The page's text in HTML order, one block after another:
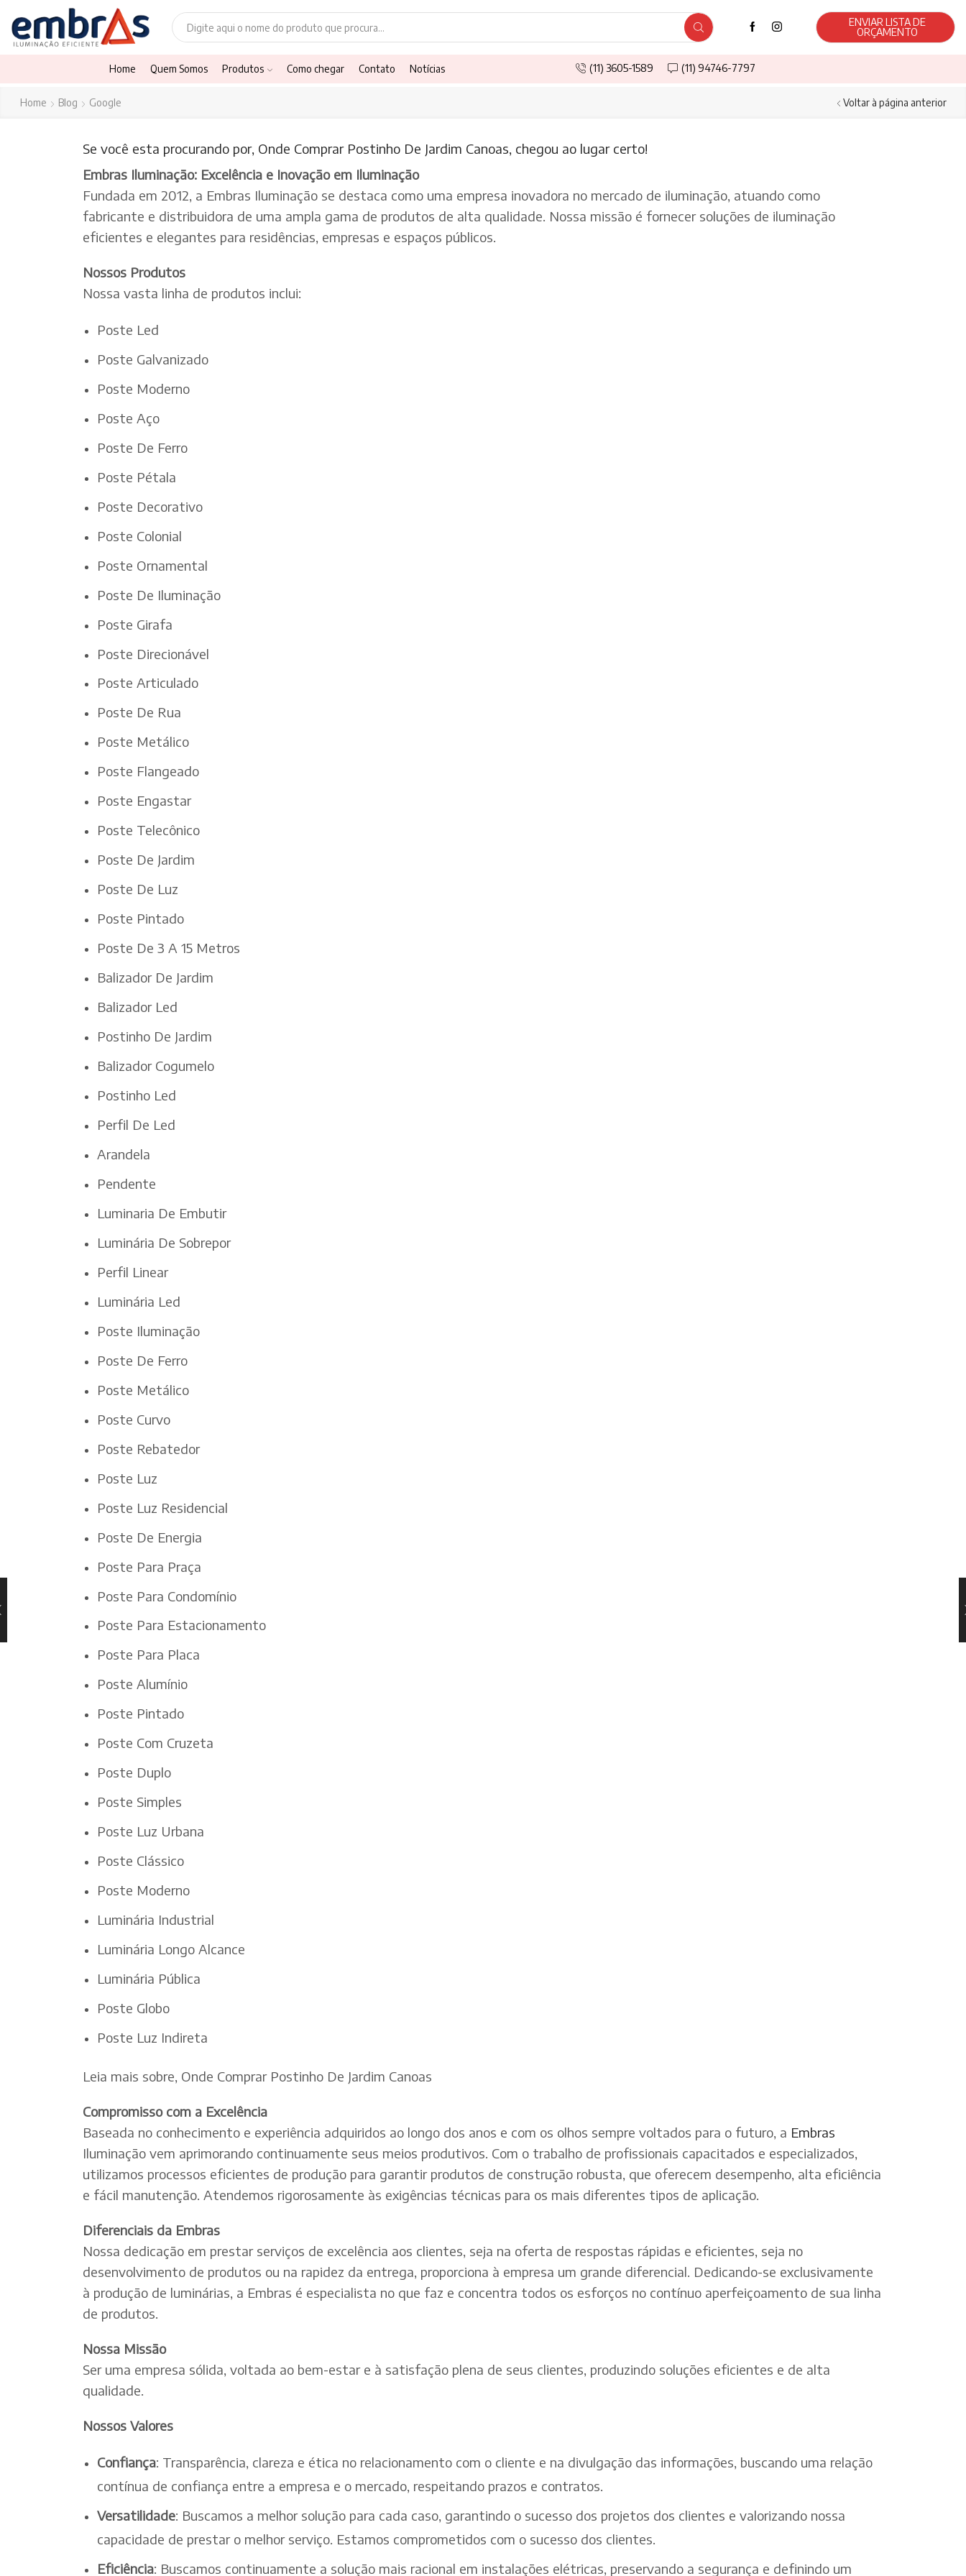
ENVIAR LISTA DE
ORÇAMENTO
Home Quem Somos Produtos Como chegar Contato Notícias (11) 3605-1589 (11) 94746-7797
Voltar à página anterior
Home Blog Google
Se você esta procurando por, Onde Comprar Postinho De Jardim Canoas, chegou ao lugar certo!
Embras Iluminação: Excelência e Inovação em Iluminação
Fundada em 2012, a Embras Iluminação se destaca como uma empresa inovadora no mercado de iluminação, atuando como
fabricante e distribuidora de uma ampla gama de produtos de alta qualidade. Nossa missão é fornecer soluções de iluminação
eficientes e elegantes para residências, empresas e espaços públicos.
Nossos Produtos
Nossa vasta linha de produtos inclui:
Poste Led
Poste Galvanizado
Poste Moderno
Poste Aço
Poste De Ferro
Poste Pétala
Poste Decorativo
Poste Colonial
Poste Ornamental
Poste De Iluminação
Poste Girafa
Poste Direcionável
Poste Articulado
Poste De Rua
Poste Metálico
Poste Flangeado
Poste Engastar
Poste Telecônico
Poste De Jardim
Poste De Luz
Poste Pintado
Poste De 3 A 15 Metros
Balizador De Jardim
Balizador Led
Postinho De Jardim
Balizador Cogumelo
Postinho Led
Perfil De Led
Arandela
Pendente
Luminaria De Embutir
Luminária De Sobrepor
Perfil Linear
Luminária Led
Poste Iluminação
Poste De Ferro
Poste Metálico
Poste Curvo
Poste Rebatedor
Poste Luz
Poste Luz Residencial
Poste De Energia
Poste Para Praça
Poste Para Condomínio
Poste Para Estacionamento
Poste Para Placa
Poste Alumínio
Poste Pintado
Poste Com Cruzeta
Poste Duplo
Poste Simples
Poste Luz Urbana
Poste Clássico
Poste Moderno
Luminária Industrial
Luminária Longo Alcance
Luminária Pública
Poste Globo
Poste Luz Indireta
Leia mais sobre, Onde Comprar Postinho De Jardim Canoas
Compromisso com a Excelência
Baseada no conhecimento e experiência adquiridos ao longo dos anos e com os olhos sempre voltados para o futuro, a Embras
Iluminação vem aprimorando continuamente seus meios produtivos. Com o trabalho de profissionais capacitados e especializados,
utilizamos processos eficientes de produção para garantir produtos de construção robusta, que oferecem desempenho, alta eficiência
e fácil manutenção. Atendemos rigorosamente às exigências técnicas para os mais diferentes tipos de aplicação.
Diferenciais da Embras
Nossa dedicação em prestar serviços de excelência aos clientes, seja na oferta de respostas rápidas e eficientes, seja no
desenvolvimento de produtos ou na rapidez da entrega, proporciona à empresa um grande diferencial. Dedicando-se exclusivamente
à produção de luminárias, a Embras é especialista no que faz e concentra todos os esforços no contínuo aperfeiçoamento de sua linha
de produtos.
Nossa Missão
Ser uma empresa sólida, voltada ao bem-estar e à satisfação plena de seus clientes, produzindo soluções eficientes e de alta
qualidade.
Nossos Valores
Confiança: Transparência, clareza e ética no relacionamento com o cliente e na divulgação das informações, buscando uma relação
contínua de confiança entre a empresa e o mercado, respeitando prazos e contratos.
Versatilidade: Buscamos a melhor solução para cada caso, garantindo o sucesso dos projetos dos clientes e valorizando nossa
capacidade de prestar o melhor serviço. Estamos comprometidos com o sucesso dos clientes.
Eficiência: Buscamos continuamente a solução mais racional em instalações elétricas, preservando a segurança e definindo um